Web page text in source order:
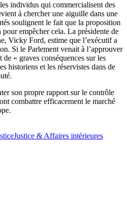
individus qui commercialisent des
à chercher une aiguille dans une
soulignent le fait que la proposition
empêcher cela. La présidente de
Vicky Ford, estime que l’exécutif a
Si le Parlement venait à l’approuver
de « graves conséquences sur les
historiens et les réservistes dans de
son propre rapport sur le contrôle
combattre efficacement le marché
Justice & Affaires intérieures